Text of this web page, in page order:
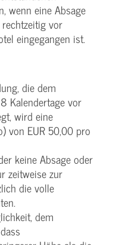
wenn eine Absage
vor
eingegangen ist.
die dem
Kalendertage vor
wird eine
von EUR 50,00 pro
keine Absage oder
zeitweise zur
die volle
dem